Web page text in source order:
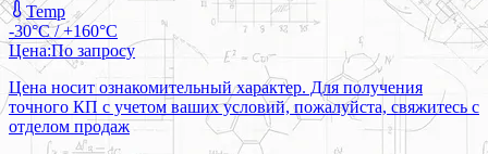
Temp
-30°C / +160°C
Цена:По запросу
Цена носит ознакомительный характер. Для получения
точного КП с учетом ваших условий, пожалуйста, свяжитесь с
отделом продаж